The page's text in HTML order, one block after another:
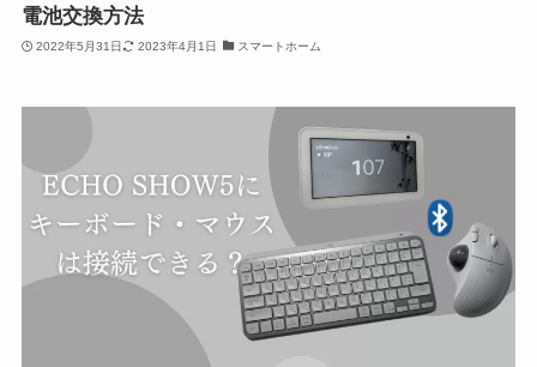
電池交換方法
2022年5月31日 2023年4月1日 スマートホーム